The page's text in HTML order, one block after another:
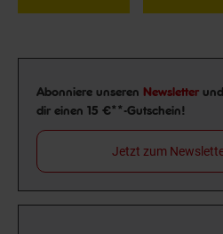
Newsletter Anmeldung
Abonniere unseren Newsletter
dir einen 15 €**-Gutschein!
Jetzt zum